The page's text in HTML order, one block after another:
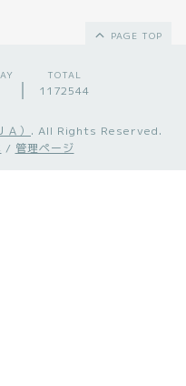
PAGE TOP
TOTAL
1172544
） . All Rights Reserved.
/ 管理ページ